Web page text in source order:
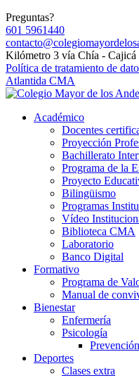
Preguntas?
601 5961440
Kilómetro 3 vía Chía - Cajicá
Política de tratamiento de
Atlantida CMA
Académico
Docentes
Proyección
Bachillerato
Programa de la
Proyecto
Bilingüismo
Programas
Vídeo
Biblioteca CMA
Laboratorio
Banco Digital
Formativo
Programa de
Manual de
Bienestar
Enfermería
Psicología
Deportes
Clases extra